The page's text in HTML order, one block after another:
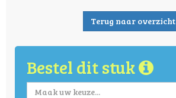
Terug naar overzicht
Bestel dit stuk
Maak uw keuze...